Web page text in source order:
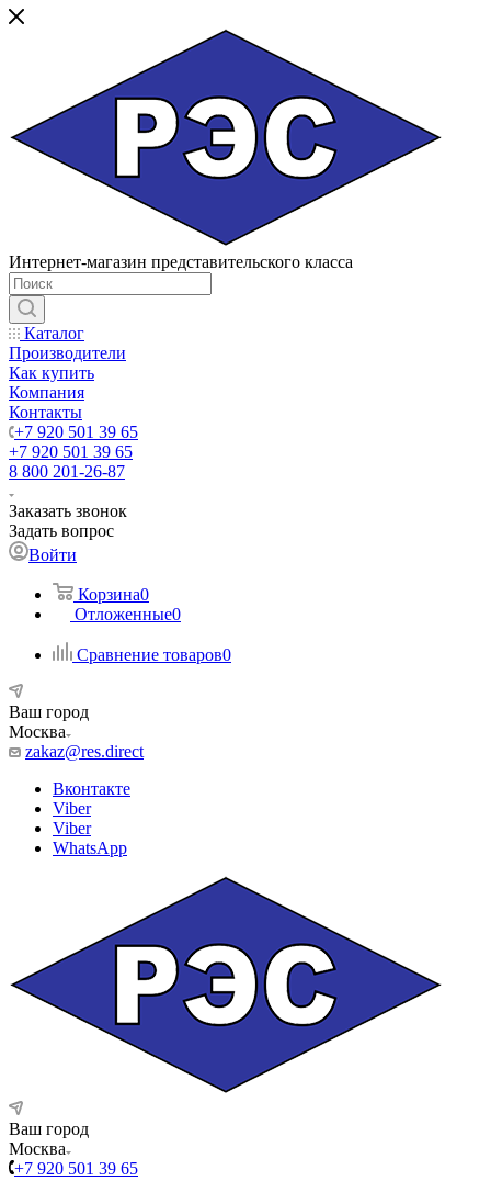
Интернет-магазин представительского класса
Каталог
Производители
Как купить
Компания
Контакты
+7 920 501 39 65
+7 920 501 39 65
8 800 201-26-87
Заказать звонок
Задать вопрос
Войти
Корзина0
Отложенные0
Сравнение товаров0
Ваш город
Москва
zakaz@res.direct
Вконтакте
Viber
Viber
WhatsApp
Ваш город
Москва
+7 920 501 39 65